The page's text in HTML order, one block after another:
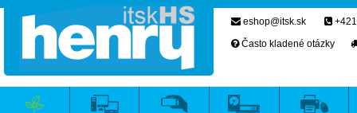
eshop@itsk.sk
Často kladené otázky